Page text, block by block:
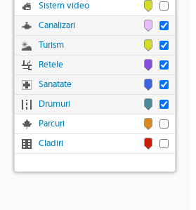
Sistem video
Canalizari
Turism
Retele
Sanatate
Drumuri
Parcuri
Cladiri